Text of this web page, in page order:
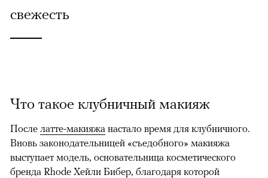
свежесть
Что такое клубничный макияж
После латте-макияжа настало время для клубничного.
Вновь законодательницей «съедобного» макияжа
выступает модель, основательница косметического
бренда Rhode Хейли Бибер, благодаря которой